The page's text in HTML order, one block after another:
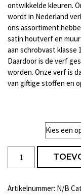
ontwikkelde kleuren.
wordt in Nederland
ons assortiment
satin houtverf en
aan schrobvast
Daardoor is de verf
worden. Onze verf is
van giftige stoffen en
paint
Mysterious
-Artikelnummer: N/B